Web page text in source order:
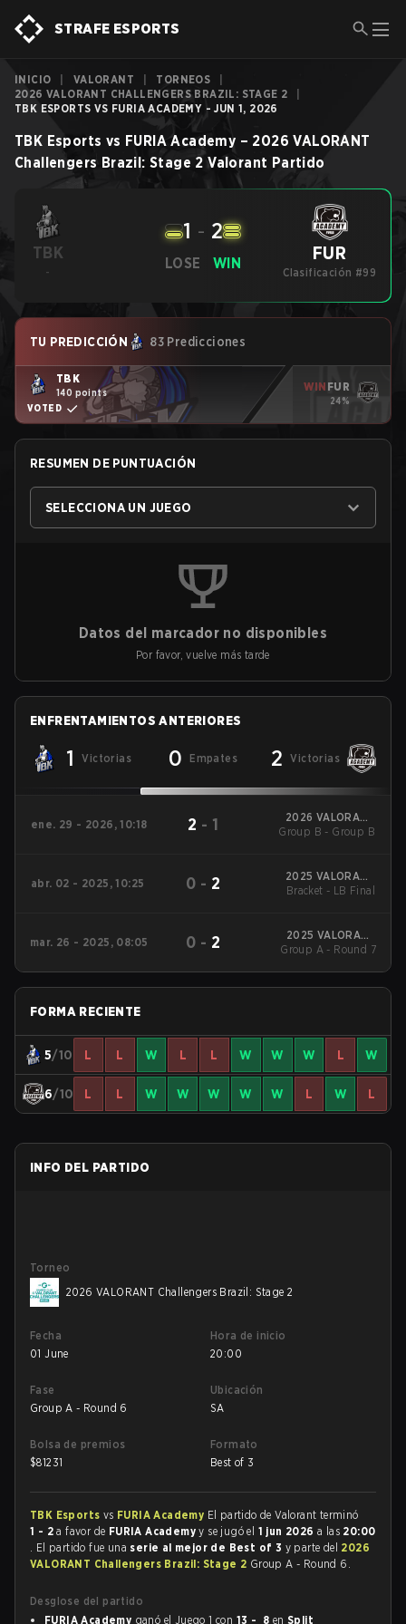
STRAFE ESPORTS
INICIO VALORANT TORNEOS
2026 VALORANT CHALLENGERS BRAZIL: STAGE 2
TBK ESPORTS VS FURIA ACADEMY - JUN 1, 2026
TBK Esports vs FURIA Academy – 2026 VALORANT
Challengers Brazil: Stage 2 Valorant Partido
TBK
-
LOSE
1 - 2
WIN FUR
Clasificación #99
TU PREDICCIÓN 83 Predicciones
TBK
140 points
VOTED
WIN FUR
24%
RESUMEN DE PUNTUACIÓN
SELECCIONA UN JUEGO
Datos del marcador no disponibles
Por favor, vuelve más tarde
ENFRENTAMIENTOS ANTERIORES
1 Victorias 0 Empates 2 Victorias
ene. 29 - 2026, 10:18 2 - 1
2026 VALORANT
Challengers Brazil:
Group B - Group B
abr. 02 - 2025, 10:25 0 - 2
2025 VALORANT
Challengers Brazil:
Bracket - LB Final
mar. 26 - 2025, 08:05 0 - 2
2025 VALORANT
Challengers Brazil:
Group A - Round 7
FORMA RECIENTE
5/10 L L W L L W W W L W
6/10 L L W W W W W L W L
INFO DEL PARTIDO
Torneo
2026 VALORANT Challengers Brazil: Stage 2
Fecha
01 June
Hora de inicio
20:00
Fase
Group A - Round 6
Ubicación
SA
Bolsa de premios
$81231
Formato
Best of 3
TBK Esports vs FURIA Academy El partido de Valorant terminó
1 - 2 a favor de FURIA Academyy se jugó el 1 jun 2026a las 20:00
. El partido fue una serie al mejor de Best of 3 y parte del 2026
VALORANT Challengers Brazil: Stage 2 Group A - Round 6.
Desglose del partido
FURIA Academy ganó el Juego 1 con 13 - 8 enSplit